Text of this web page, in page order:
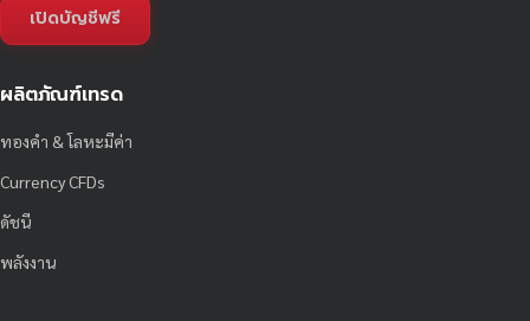
เปิดบัญชีฟรี
ผลิตภัณฑ์เทรด
ทองคำ & โลหะมีค่า
Currency CFDs
ดัชนี
พลังงาน